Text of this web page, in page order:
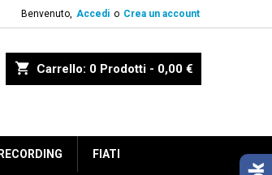
Benvenuto, Accedi o Crea un account
shopping_cart Carrello: 0 Prodotti - 0,00 €
RECORDING FIATI